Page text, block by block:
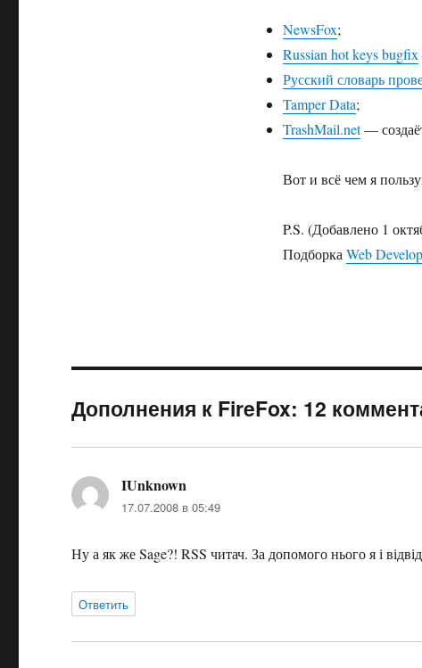
NewsFox;
Russian hot keys bugfix
Русский словарь
Tamper Data;
TrashMail.net—
Вот и всё чем я
P.S. (Добавлено 1
Подборка Web
Дополнения к FireFox: 12
IUnknown
17.07.2008 в 05:49
Ну а як же Sage?! RSS читач. За допомого нього я і
Ответить